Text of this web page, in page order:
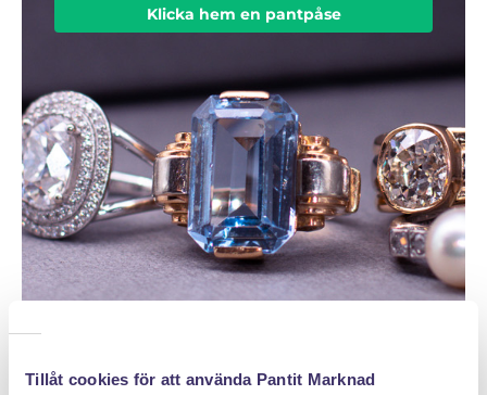
Tillåt cookies för att använda Pantit Marknad
Klicka hem en pantpåse